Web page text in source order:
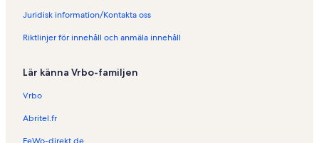
Juridisk information/Kontakta oss
Riktlinjer för innehåll och anmäla innehåll
Lär känna Vrbo-familjen
Vrbo
Abritel.fr